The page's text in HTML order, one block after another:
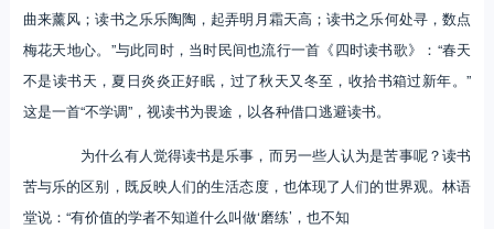
曲来薰风；读书之乐乐陶陶，起弄明月霜天高；读书之乐何处寻，数点
梅花天地心。”与此同时，当时民间也流行一首《四时读书歌》：“春天
不是读书天，夏日炎炎正好眠，过了秋天又冬至，收拾书箱过新年。”
这是一首“不学调”，视读书为畏途，以各种借口逃避读书。
为什么有人觉得读书是乐事，而另一些人认为是苦事呢？读书
苦与乐的区别，既反映人们的生活态度，也体现了人们的世界观。林语
堂说：“有价值的学者不知道什么叫做‘磨练’，也不知